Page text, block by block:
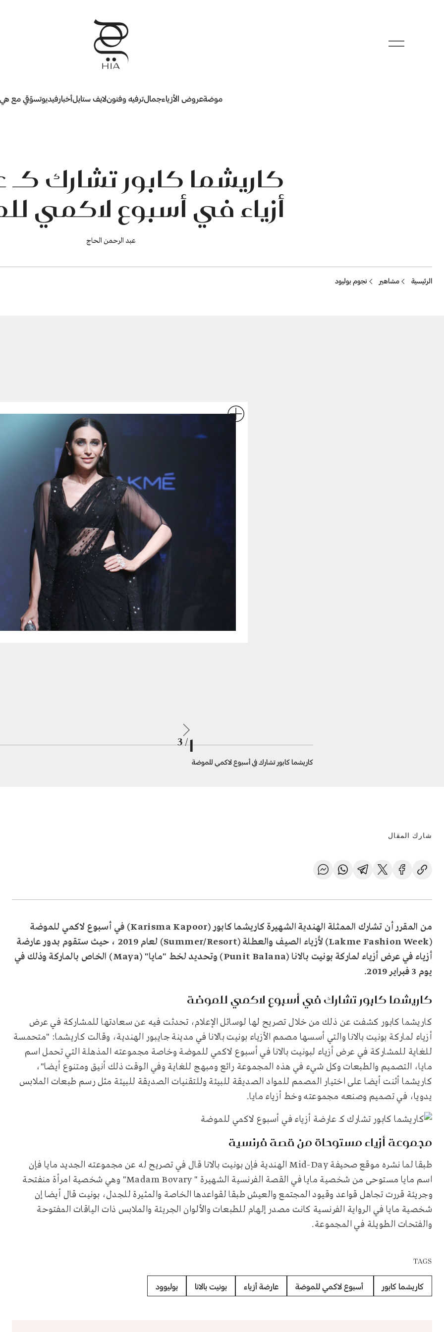
موضةعروض الأزياءجمالترفيه وفنونلايف ستايلأخبارفيديوتسوّقي مع هي
كاريشما كابور تشارك كـ
أزياء في أسبوع لاكمي
عبد الرحمن الحاج
Breadcrumb
الرئيسية مشاهير نجوم بوليود
كاريشما كابور تشارك في أسبوع لاكمي للموضة
1
/ 3
شارك المقال
من المقرر أن تشارك الممثلة الهندية الشهيرة كاريشما كابور (Karisma Kapoor) في أسبوع لاكمي للموضة
(
Lakme Fashion Week) لأزياء الصيف والعطلة (Summer/Resort
) لعام 2019 ، حيث ستقوم بدور عارضة
أزياء في عرض أزياء لماركة بونيت بالانا (Punit Balana) وتحديد لخط "مايا" (Maya) الخاص بالماركة وذلك في
يوم 3 فبراير 2019.
كاريشما كابور تشارك في أسبوع لاكمي للموضة
كاريشما كابور كشفت عن ذلك من خلال تصريح لها لوسائل الإعلام، تحدثت فيه عن سعادتها للمشاركة في عرض
أزياء لماركة بونيت بالانا والتي أسسها مصمم الأزياء بونيت بالانا في مدينة جايبور الهندية، وقالت كاريشما: "متحمسة
للغاية للمشاركة في عرض أزياء لبونيت بالانا في أسبوع لاكمي للموضة وخاصة مجموعته المذهلة التي تحمل اسم
مايا، التصميم والطبعات وكل شيء في هذه المجموعة رائع ومبهج للغاية وفي الوقت ذلك أنيق ومتنوع أيضا"،
كاريشما أثنت أيضا على اختيار المصمم للمواد الصديقة للبيئة وللتقنيات الصديقة للبيئة مثل رسم طبعات الملابس
يدويا، في تصميم وصنعه مجموعته وخط أزياء مايا.
مجموعة أزياء مستوحاة من قصة فرنسية
طبقا لما نشره موقع صحيفةMid-Dayالهندية فإن بونيت بالانا قال في تصريح له عن مجموعته الجديد مايا فإن
اسم مايا مستوحى من شخصية مايا في القصة الفرنسية الشهيرة "Madam Bovary" وهي شخصية امرأة منفتحة
وجريئة قررت تجاهل قواعد وقيود المجتمع والعيش طبقا لقواعدها الخاصة والمثيرة للجدل، بونيت قال أيضا إن
شخصية مايا في الرواية الفرنسية كانت مصدر إلهام للطبعات والألوان الجريئة والملابس ذات الياقات المفتوحة
والفتحات الطويلة في المجموعة.
TAGS
كاريشما كابور أسبوع لاكمي للموضة عارضة أزياء بونيت بالانا بوليوود